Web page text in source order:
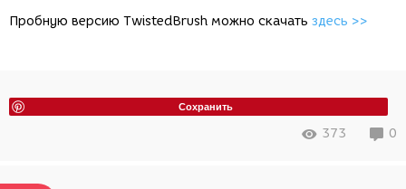
Пробную версию TwistedBrush можно скачать здесь >>
Сохранить
373 0